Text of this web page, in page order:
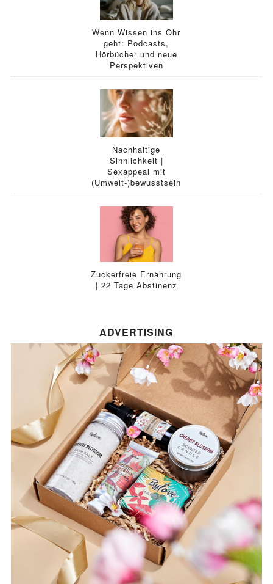
Wenn Wissen ins Ohr
geht: Podcasts,
Hörbücher und neue
Perspektiven
Nachhaltige
Sinnlichkeit |
Sexappeal mit
(Umwelt-)bewusstsein
Zuckerfreie Ernährung
| 22 Tage Abstinenz
ADVERTISING